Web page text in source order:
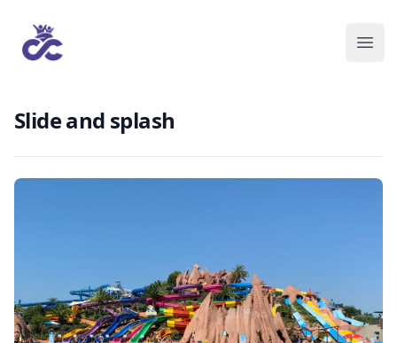
Slide and splash